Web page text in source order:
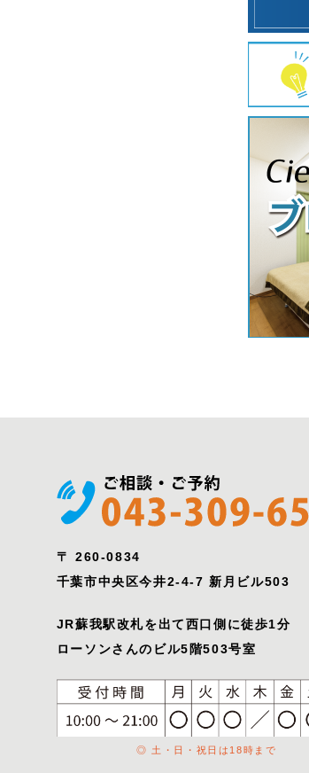
〒 260-0834
千葉市中央区今井2-4-7 新月ビル503
JR蘇我駅改札を出て西口側に徒歩1分
ローソンさんのビル5階503号室
◎ 土・日・祝日は18時まで